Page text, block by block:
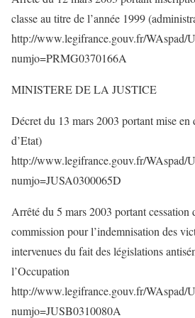
classe au titre de l’année 1999
http://www.legifrance.gouv.fr/WAspad/
numjo=PRMG0370166A
MINISTERE DE LA JUSTICE
Décret du 13 mars 2003 portant mise
d’Etat)
http://www.legifrance.gouv.fr/WAspad/
numjo=JUSA0300065D
Arrêté du 5 mars 2003 portant cessation
commission pour l’indemnisation des
intervenues du fait des législations
l’Occupation
http://www.legifrance.gouv.fr/WAspad/
numjo=JUSB0310080A